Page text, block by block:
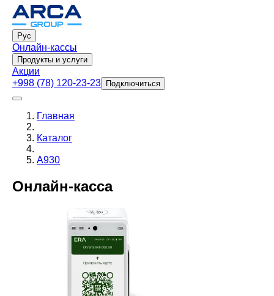
Рус
Онлайн-кассы
Продукты и услуги
Акции
+998 (78) 120-23-23
Подключиться
Главная
Каталог
A930
Онлайн‑касса